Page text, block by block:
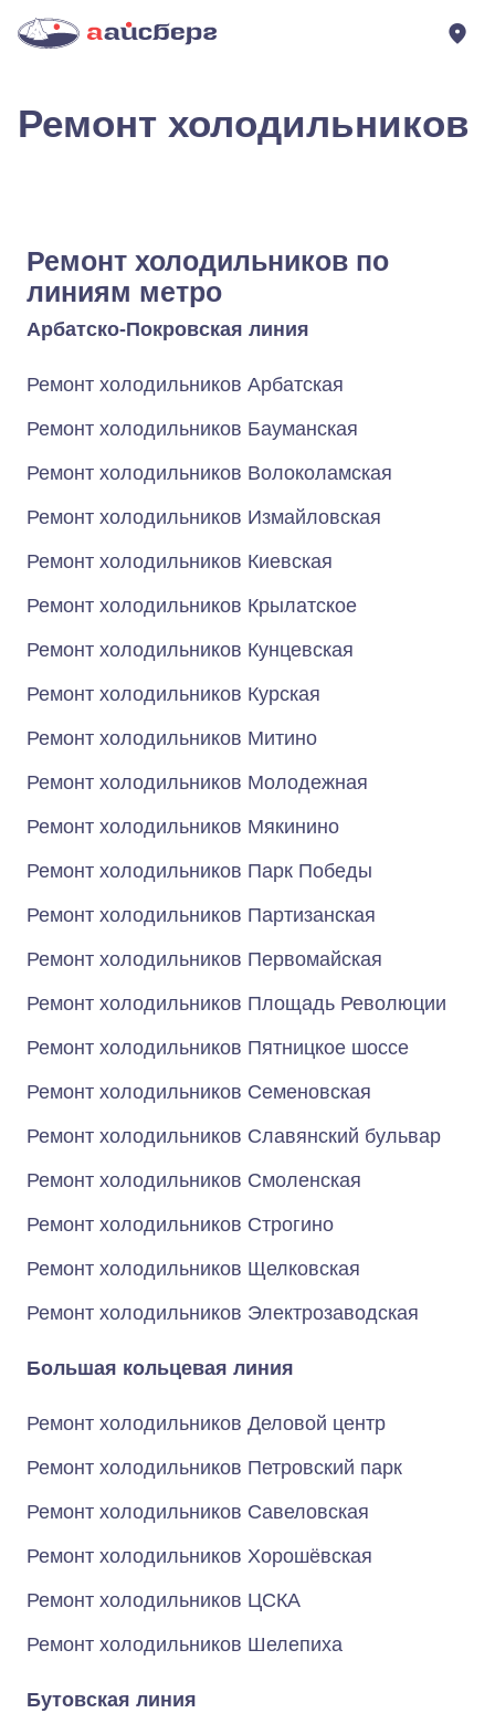
Ремонт холодильников
Ремонт холодильников по
линиям метро
Арбатско-Покровская линия
Ремонт холодильников Арбатская
Ремонт холодильников Бауманская
Ремонт холодильников Волоколамская
Ремонт холодильников Измайловская
Ремонт холодильников Киевская
Ремонт холодильников Крылатское
Ремонт холодильников Кунцевская
Ремонт холодильников Курская
Ремонт холодильников Митино
Ремонт холодильников Молодежная
Ремонт холодильников Мякинино
Ремонт холодильников Парк Победы
Ремонт холодильников Партизанская
Ремонт холодильников Первомайская
Ремонт холодильников Площадь Революции
Ремонт холодильников Пятницкое шоссе
Ремонт холодильников Семеновская
Ремонт холодильников Славянский бульвар
Ремонт холодильников Смоленская
Ремонт холодильников Строгино
Ремонт холодильников Щелковская
Ремонт холодильников Электрозаводская
Большая кольцевая линия
Ремонт холодильников Деловой центр
Ремонт холодильников Петровский парк
Ремонт холодильников Савеловская
Ремонт холодильников Хорошёвская
Ремонт холодильников ЦСКА
Ремонт холодильников Шелепиха
Бутовская линия